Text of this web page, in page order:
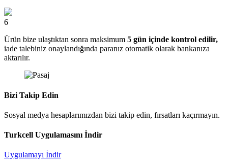
6
Ürün bize ulaştıktan sonra maksimum 5 gün içinde kontrol edilir,
iade talebiniz onaylandığında paranız otomatik olarak bankanıza
aktarılır.
Bizi Takip Edin
Sosyal medya hesaplarımızdan bizi takip edin, fırsatları kaçırmayın.
Turkcell Uygulamasını İndir
Uygulamayı İndir